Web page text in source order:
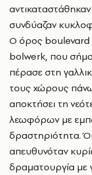
συνδύαζαν
Ο όρος boulevard
bolwerk, που
πέρασε στη
τους χώρους
αποκτήσει τη
λεωφόρων με
δραστηριότητα.
απευθυνόταν
δραματουργία με